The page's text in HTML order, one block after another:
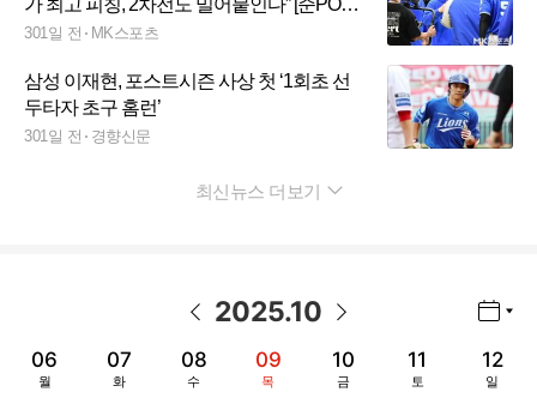
가 최고 피칭, 2차전도 밀어붙인다” [준PO1
현장]
301일 전 MK스포츠
삼성 이재현, 포스트시즌 사상 첫 ‘1회초 선
두타자 초구 홈런’
301일 전 경향신문
최신뉴스 더보기
2025.10
06
월
07
화
08
수
09
목
10
금
11
토
12
일